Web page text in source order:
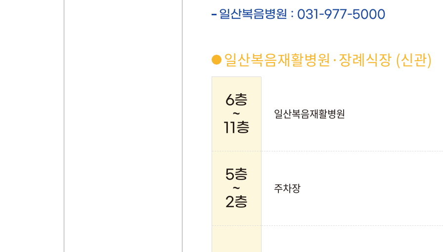
일산복음병원 : 031-977-5000
일산복음재활병원·장례식장 (신관)
6층
~
11층
일산복음재활병원
5층
~
2층
주차장